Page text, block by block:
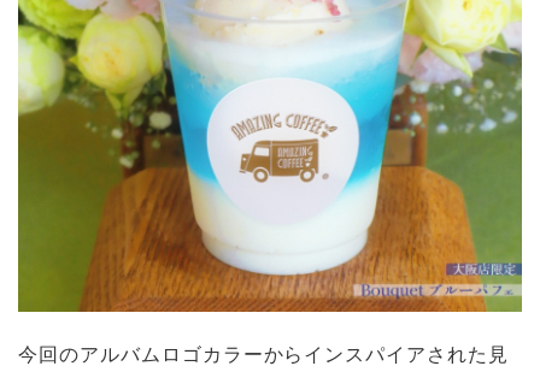
今回のアルバムロゴカラーからインスパイアされた見